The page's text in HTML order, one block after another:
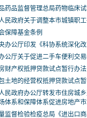
药品监督管理总局药物临床
民政府关于调整本市城镇职
保障基金条例
办公厅印发《科协系统深化改
公厅关于促进二手车便利交
财产权抵押贷款试点暂行办法
土地的经营权抵押贷款试点
民政府办公厅转发市住房城
体系和保障体系促进房地产
监督检验检疫总局《进出口